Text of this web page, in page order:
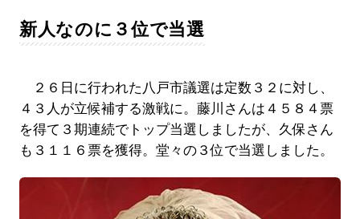
新人なのに３位で当選
２６日に行われた八戸市議選は定数３２に対し、
４３人が立候補する激戦に。藤川さんは４５８４票
を得て３期連続でトップ当選しましたが、久保さん
も３１１６票を獲得。堂々の３位で当選しました。